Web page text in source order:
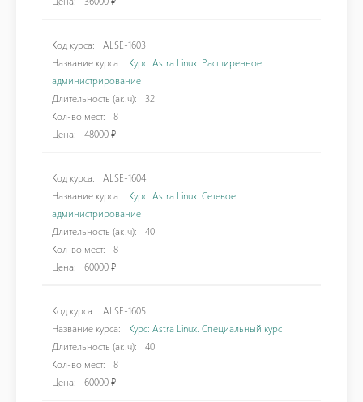
Код курса:
ALSE-1603
Название курса:
Курс: Astra Linux. Расширенное
администрирование
Длительность (ак.ч):
32
Кол-во мест:
8
Цена:
48000 ₽
Код курса:
ALSE-1604
Название курса:
Курс: Astra Linux. Сетевое
администрирование
Длительность (ак.ч):
40
Кол-во мест:
8
Цена:
60000 ₽
Код курса:
ALSE-1605
Название курса:
Курс: Astra Linux. Специальный курс
Длительность (ак.ч):
40
Кол-во мест:
8
Цена:
60000 ₽